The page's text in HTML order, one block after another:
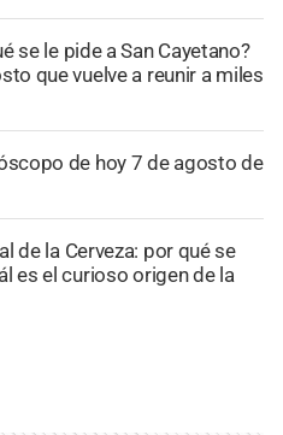
se le pide a San Cayetano?
que vuelve a reunir a miles
de hoy 7 de agosto de
de la Cerveza: por qué se
es el curioso origen de la